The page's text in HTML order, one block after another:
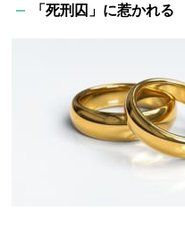
「死刑囚」に惹かれる